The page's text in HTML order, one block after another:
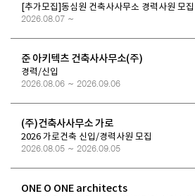
[추가모집]동심원 건축사사무소 경력사원 모집
2026.08.07 ~
준 아키텍츠 건축사사무소(주)
경력/신입
2026.08.06 ~ 2026.09.06
(주)건축사사무소 가로
2026 가로건축 신입/경력사원 모집
2026.08.05 ~ 2026.09.05
ONE O ONE architects